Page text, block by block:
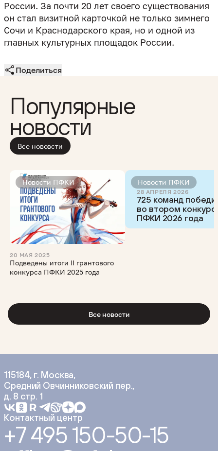
России. За почти 20 лет своего существования
он стал визитной карточкой не только зимнего
Сочи и Краснодарского края, но и одной из
главных культурных площадок России.
Поделиться
Популярные
новости
Все нововсти
Новости ПФКИ
20 МАЯ 2025
Подведены итоги II грантового
конкурса ПФКИ 2025 года
Новости ПФКИ
28 АПРЕЛЯ 2026
725 команд
во втором
ПФКИ 2026 года
Все новости
115184, г. Москва,
Средний Овчинниковский пер.,
д. 8 стр. 1
Контактный центр
+7 495 150-50-15